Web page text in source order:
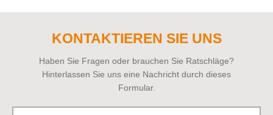
KONTAKTIEREN SIE UNS
Haben Sie Fragen oder brauchen Sie Ratschläge?
Hinterlassen Sie uns eine Nachricht durch dieses
Formular.